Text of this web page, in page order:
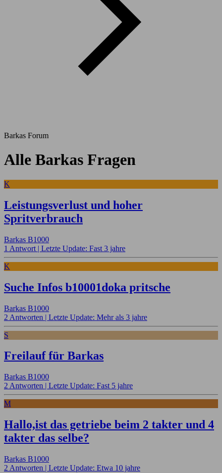
Barkas Forum
Alle Barkas Fragen
K
Leistungsverlust und hoher
Spritverbrauch
Barkas B1000
1 Antwort | Letzte Update: Fast 3 jahre
K
Suche Infos b10001doka pritsche
Barkas B1000
2 Antworten | Letzte Update: Mehr als 3 jahre
S
Freilauf für Barkas
Barkas B1000
2 Antworten | Letzte Update: Fast 5 jahre
M
Hallo,ist das getriebe beim 2 takter und 4
takter das selbe?
Barkas B1000
2 Antworten | Letzte Update: Etwa 10 jahre